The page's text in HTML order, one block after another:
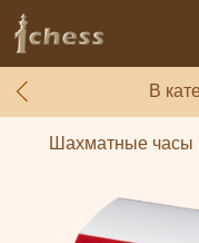
В
Шахматные часы